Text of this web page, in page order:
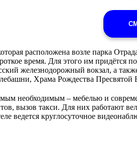
расположена возле парка
время. Для этого им придётся
железнодорожный вокзал, а
Храма Рождества
необходимым – мебелью и
вызов такси. Для них работают
ведется круглосуточное